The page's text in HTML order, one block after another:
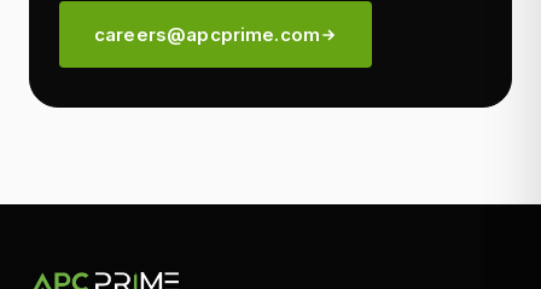
careers@apcprime.com